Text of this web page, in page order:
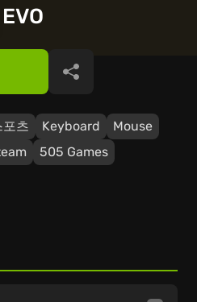
포츠 Keyboard
Mouse
505 Games
공유